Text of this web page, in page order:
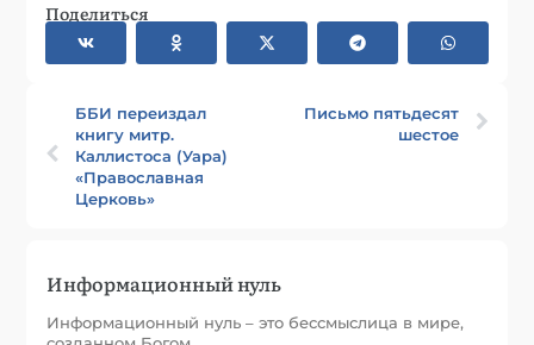
Поделиться
ББИ переиздал
книгу митр.
Каллистоса (Уара)
«Православная
Церковь»
Письмо пятьдесят
шестое
Информационный нуль
Информационный нуль – это бессмыслица в мире,